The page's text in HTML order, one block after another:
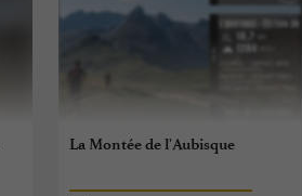
La Montée de l'Aubisque